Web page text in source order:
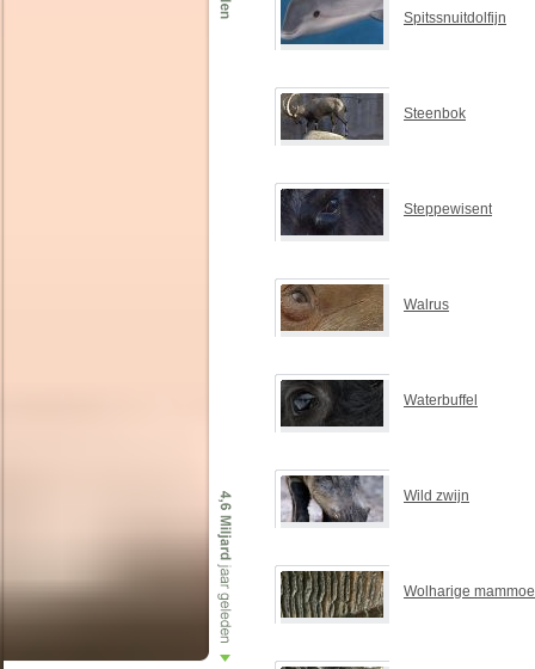
Spitssnuitdolfijn
Steenbok
Steppewisent
Walrus
Waterbuffel
Wild zwijn
Wolharige